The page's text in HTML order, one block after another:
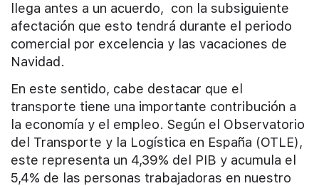
llega antes a un acuerdo, con la subsiguiente
afectación que esto tendrá durante el periodo
comercial por excelencia y las vacaciones de
Navidad.
En este sentido, cabe destacar que el
transporte tiene una importante contribución a
la economía y el empleo. Según el Observatorio
del Transporte y la Logística en España (OTLE),
este representa un 4,39% del PIB y acumula el
5,4% de las personas trabajadoras en nuestro